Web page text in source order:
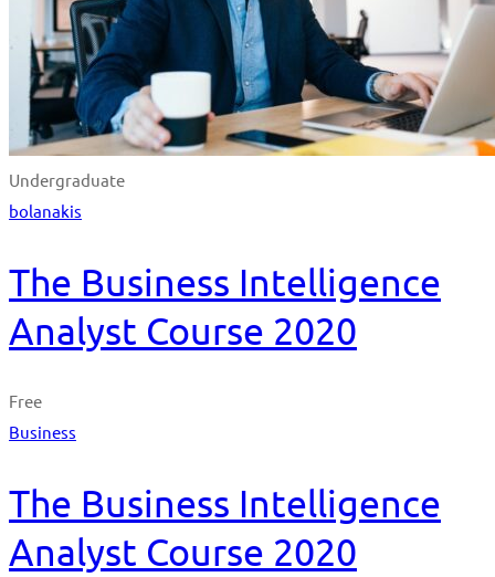
Undergraduate
bolanakis
The Business Intelligence
Analyst Course 2020
Free
Business
The Business Intelligence
Analyst Course 2020